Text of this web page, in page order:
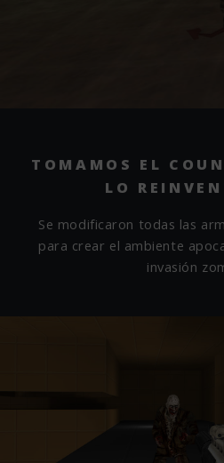
TOMAMOS EL
LO
Se modificaron todas las
para crear el ambiente
invasión